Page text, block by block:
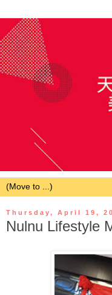
Thursday, April 19,
Nulnu Lifestyle